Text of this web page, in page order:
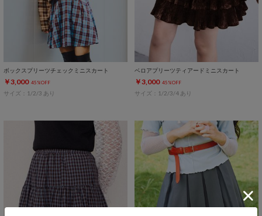
ボックスプリーツチェックミニスカート
￥3,000 45%OFF
サイズ：1/2/3 あり
ベロアプリーツティアードミニスカート
￥3,000 45%OFF
サイズ：1/2/3/4 あり